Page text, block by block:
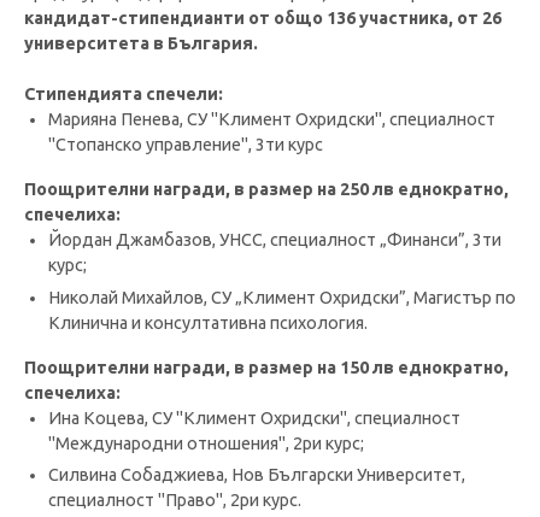
кандидат-стипендианти от общо 136 участника, от 26
университета в България.
Стипендията спечели:
Марияна Пенева, СУ "Климент Охридски", специалност
"Стопанско управление", 3ти курс
Поощрителни награди, в размер на 250 лв еднократно,
спечелиха:
Йордан Джамбазов, УНСС, специалност „Финанси”, 3ти
курс;
Николай Михайлов, СУ „Климент Охридски”, Магистър по
Клинична и консултативна психология.
Поощрителни награди, в размер на 150 лв еднократно,
спечелиха:
Ина Коцева, СУ "Климент Охридски", специалност
"Международни отношения", 2ри курс;
Силвина Собаджиева, Нов Български Университет,
специалност "Право", 2ри курс.